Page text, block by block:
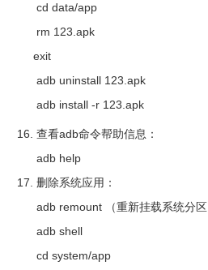
cd data/app
rm 123.apk
exit
adb uninstall 123.apk
adb install -r 123.apk
16. 查看adb命令帮助信息：
adb help
17. 删除系统应用：
adb remount （重新挂载系统分区，
adb shell
cd system/app